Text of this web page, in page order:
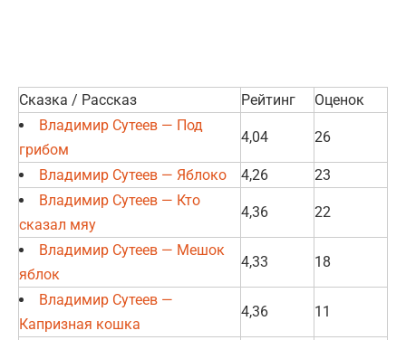
Сказка / Рассказ Рейтинг
Оценок
Владимир Сутеев — Под
грибом
4,04 26
Владимир Сутеев — Яблоко 4,26
23
Владимир Сутеев — Кто
сказал мяу
4,36 22
Владимир Сутеев — Мешок
яблок
4,33 18
Владимир Сутеев —
Капризная кошка
4,36 11